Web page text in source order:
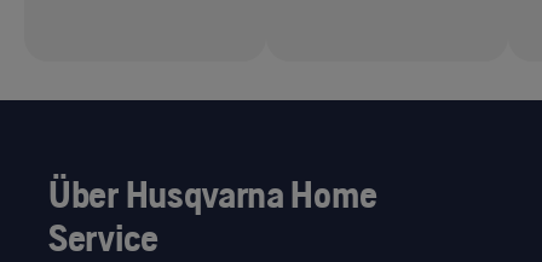
Über Husqvarna Home
Service